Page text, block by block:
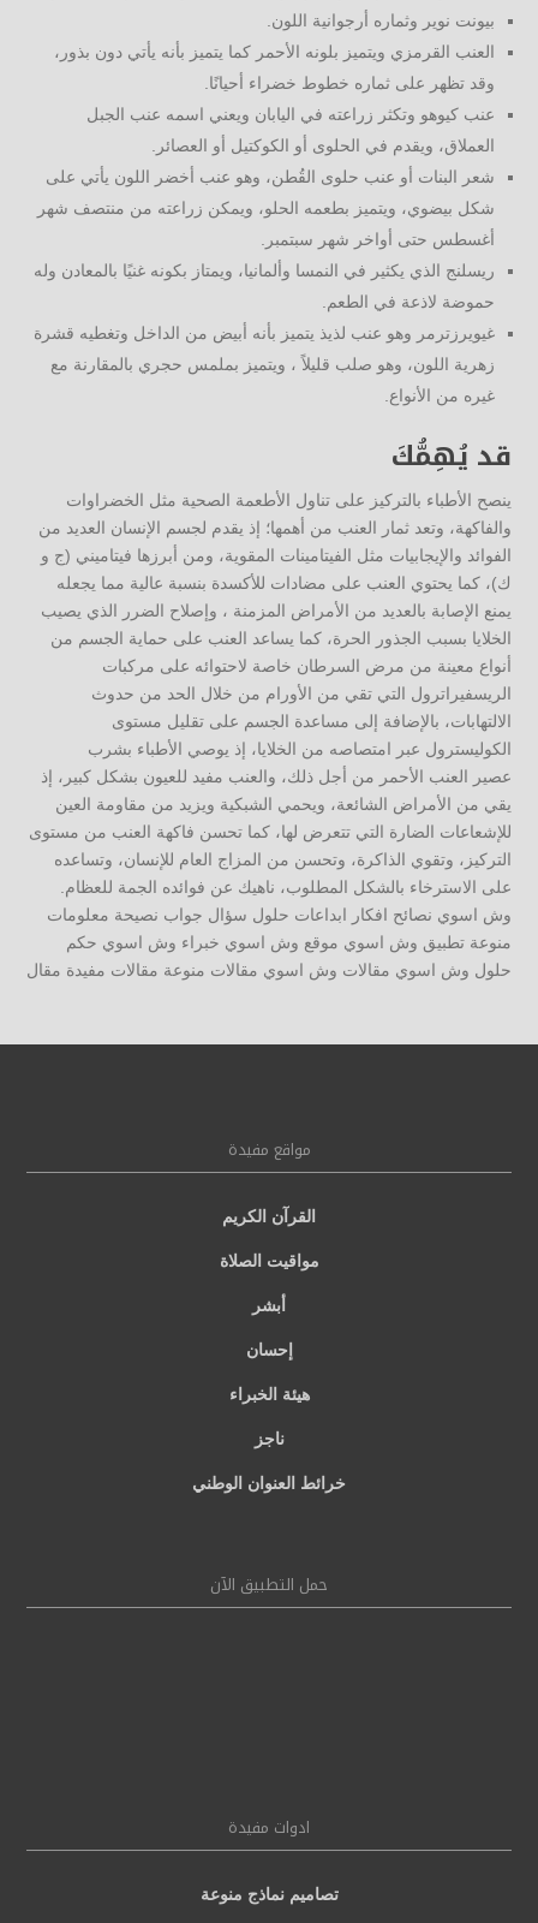
بيونت نوير وثماره أرجوانية اللون.
العنب القرمزي ويتميز بلونه الأحمر كما يتميز بأنه يأتي دون بذور،
وقد تظهر على ثماره خطوط خضراء أحيانًا.
عنب كيوهو وتكثر زراعته في اليابان ويعني اسمه عنب الجبل
العملاق، ويقدم في الحلوى أو الكوكتيل أو العصائر.
شعر البنات أو عنب حلوى القُطن، وهو عنب أخضر اللون يأتي على
شكل بيضوي، ويتميز بطعمه الحلو، ويمكن زراعته من منتصف شهر
أغسطس حتى أواخر شهر سبتمبر.
ريسلنج الذي يكثير في النمسا وألمانيا، ويمتاز بكونه غنيًا بالمعادن وله
حموضة لاذعة في الطعم.
غيويرزترمر وهو عنب لذيذ يتميز بأنه أبيض من الداخل وتغطيه قشرة
زهرية اللون، وهو صلب قليلاً ، ويتميز بملمس حجري بالمقارنة مع
غيره من الأنواع.
قد يُهِمُّكَ
ينصح الأطباء بالتركيز على تناول الأطعمة الصحية مثل الخضراوات
والفاكهة، وتعد ثمار العنب من أهمها؛ إذ يقدم لجسم الإنسان العديد من
الفوائد والإيجابيات مثل الفيتامينات المقوية، ومن أبرزها فيتاميني (ج و
ك)، كما يحتوي العنب على مضادات للأكسدة بنسبة عالية مما يجعله
يمنع الإصابة بالعديد من الأمراض المزمنة ، وإصلاح الضرر الذي يصيب
الخلايا بسبب الجذور الحرة، كما يساعد العنب على حماية الجسم من
أنواع معينة من مرض السرطان خاصة لاحتوائه على مركبات
الريسفيراترول التي تقي من الأورام من خلال الحد من حدوث
الالتهابات، بالإضافة إلى مساعدة الجسم على تقليل مستوى
الكوليسترول عبر امتصاصه من الخلايا، إذ يوصي الأطباء بشرب
عصير العنب الأحمر من أجل ذلك، والعنب مفيد للعيون بشكل كبير، إذ
يقي من الأمراض الشائعة، ويحمي الشبكية ويزيد من مقاومة العين
للإشعاعات الضارة التي تتعرض لها، كما تحسن فاكهة العنب من مستوى
التركيز، وتقوي الذاكرة، وتحسن من المزاج العام للإنسان، وتساعده
على الاسترخاء بالشكل المطلوب، ناهيك عن فوائده الجمة للعظام.
وش اسوي نصائح افكار ابداعات حلول سؤال جواب نصيحة معلومات
منوعة تطبيق وش اسوي موقع وش اسوي خبراء وش اسوي حكم
حلول وش اسوي مقالات وش اسوي مقالات منوعة مقالات مفيدة مقال
مواقع مفيدة
القرآن الكريم
مواقيت الصلاة
أبشر
إحسان
هيئة الخبراء
ناجز
خرائط العنوان الوطني
حمل التطبيق الآن
ادوات مفيدة
تصاميم نماذج منوعة